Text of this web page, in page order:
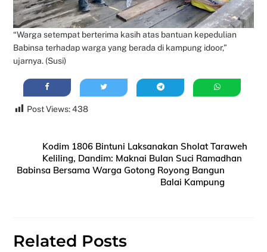
“Warga setempat berterima kasih atas bantuan kepedulian
Babinsa terhadap warga yang berada di kampung idoor,”
ujarnya. (Susi)
Post Views: 438
Kodim 1806 Bintuni Laksanakan Sholat Taraweh
Keliling, Dandim: Maknai Bulan Suci Ramadhan
Babinsa Bersama Warga Gotong Royong Bangun
Balai Kampung
Related Posts